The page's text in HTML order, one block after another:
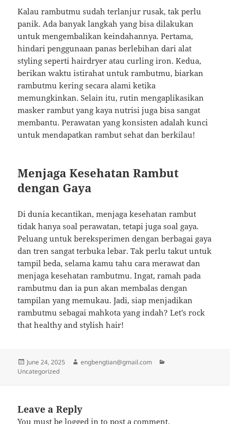
Kalau rambutmu sudah terlanjur rusak, tak perlu
panik. Ada banyak langkah yang bisa dilakukan
untuk mengembalikan keindahannya. Pertama,
hindari penggunaan panas berlebihan dari alat
styling seperti hairdryer atau curling iron. Kedua,
berikan waktu istirahat untuk rambutmu, biarkan
rambutmu kering secara alami ketika
memungkinkan. Selain itu, rutin mengaplikasikan
masker rambut yang kaya nutrisi juga bisa sangat
membantu. Perawatan yang konsisten adalah kunci
untuk mendapatkan rambut sehat dan berkilau!
Menjaga Kesehatan Rambut
dengan Gaya
Di dunia kecantikan, menjaga kesehatan rambut
tidak hanya soal perawatan, tetapi juga soal gaya.
Peluang untuk bereksperimen dengan berbagai gaya
dan tren sangat terbuka lebar. Tak perlu takut untuk
tampil beda, selama kamu tahu cara merawat dan
menjaga kesehatan rambutmu. Ingat, ramah pada
rambutmu dan ia pun akan membalas dengan
tampilan yang memukau. Jadi, siap menjadikan
rambutmu sebagai mahkota yang indah? Let’s rock
that healthy and stylish hair!
Posted
on
June 24, 2025 Author
engbengtian@gmail.com
Uncategorized
Leave a Reply
You must belogged in to post a comment.